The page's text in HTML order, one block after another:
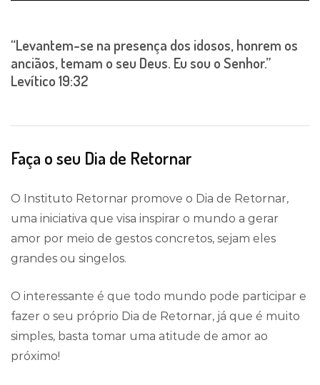
“Levantem-se na presença dos idosos, honrem os
anciãos, temam o seu Deus. Eu sou o Senhor.”
Levítico 19:32
Faça o seu Dia de Retornar
O Instituto Retornar promove o Dia de Retornar,
uma iniciativa que visa inspirar o mundo a gerar
amor por meio de gestos concretos, sejam eles
grandes ou singelos.
O interessante é que todo mundo pode participar e
fazer o seu próprio Dia de Retornar, já que é muito
simples, basta tomar uma atitude de amor ao
próximo!